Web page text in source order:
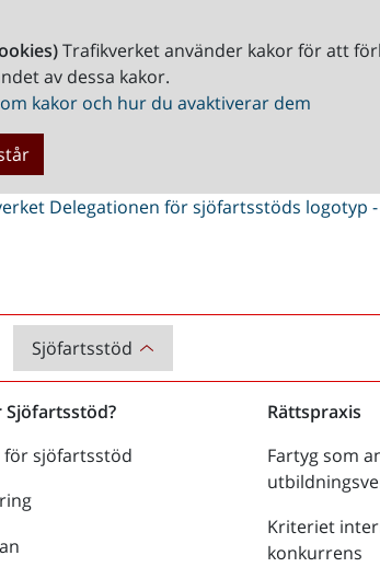
Trafikverket använder kakor för att
av dessa kakor.
kakor och hur du avaktiverar dem
Sjöfartsstöd
Sjöfartsstöd?
för sjöfartsstöd
Rättspraxis
Fartyg som
Kriteriet
konkurrens